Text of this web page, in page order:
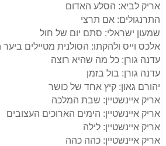
אריק לביא: הסלע האדום
התרנגולים: אם תרצי
שמעון ישראלי: סתם יום של חול
אלכס וייס ולהקתו: הסולנית מטיילים
עדנה גורן: כל מה שהיא רוצה
עדנה גורן: בול בזמן
יהורם גאון: קיץ אחד של כושר
אריק איינשטיין: שבת המלכה
אריק איינשטיין: הימים הארוכים העצובים
אריק איינשטיין: לילה
אריק איינשטיין: כהה כהה